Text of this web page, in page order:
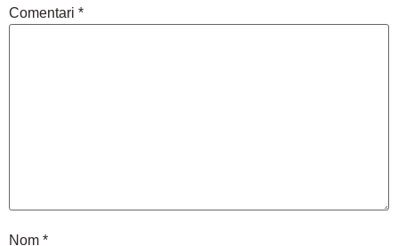
Comentari *
Nom *